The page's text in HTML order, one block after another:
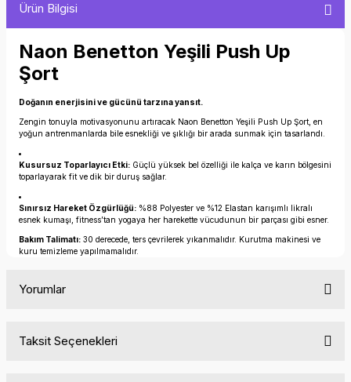
Ürün Bilgisi
Naon Benetton Yeşili Push Up
Şort
Doğanın enerjisini ve gücünü tarzına yansıt.
Zengin tonuyla motivasyonunu artıracak Naon Benetton Yeşili Push Up Şort, en
yoğun antrenmanlarda bile esnekliği ve şıklığı bir arada sunmak için tasarlandı.
Kusursuz Toparlayıcı Etki: Güçlü yüksek bel özelliği ile kalça ve karın bölgesini
toparlayarak fit ve dik bir duruş sağlar.
Sınırsız Hareket Özgürlüğü: %88 Polyester ve %12 Elastan karışımlı likralı
esnek kumaşı, fitness’tan yogaya her harekette vücudunun bir parçası gibi esner.
Bakım Talimatı: 30 derecede, ters çevrilerek yıkanmalıdır. Kurutma makinesi ve
kuru temizleme yapılmamalıdır.
Yorumlar
Taksit Seçenekleri